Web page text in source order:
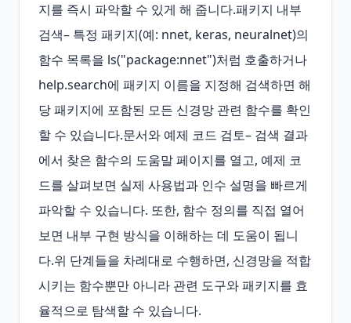
지를 즉시 파악할 수 있게 해 줍니다.패키지 내부
검색– 특정 패키지(예: nnet, keras, neuralnet)의
함수 목록을 ls("package:nnet")처럼 호출하거나
help.search에 패키지 이름을 지정해 검색하면 해
당 패키지에 포함된 모든 신경망 관련 함수를 확인
할 수 있습니다.문서와 예제 코드 검토– 검색 결과
에서 찾은 함수의 도움말 페이지를 열고, 예제 코
드를 살펴보면 실제 사용법과 인수 설명을 빠르게
파악할 수 있습니다. 또한, 함수 정의를 직접 열어
보면 내부 구현 방식을 이해하는 데 도움이 됩니
다.위 단계들을 차례대로 수행하면, 신경망을 적합
시키는 함수뿐만 아니라 관련 도구와 패키지를 효
율적으로 탐색할 수 있습니다.